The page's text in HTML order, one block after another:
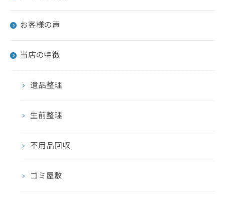
お客様の声
当店の特徴
遺品整理
生前整理
不用品回収
ゴミ屋敷